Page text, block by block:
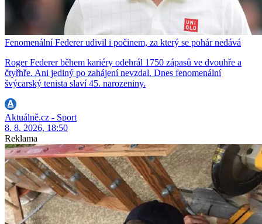
Fenomenální Federer udivil i počinem, za který se pohár nedává
Roger Federer během kariéry odehrál 1750 zápasů ve dvouhře a
čtyřhře. Ani jediný po zahájení nevzdal. Dnes fenomenální
švýcarský tenista slaví 45. narozeniny.
Aktuálně.cz - Sport
8. 8. 2026, 18:50
Reklama